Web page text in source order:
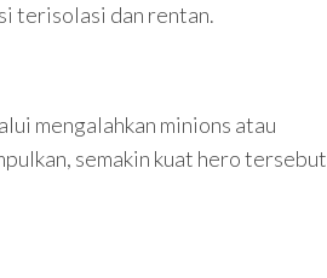
terisolasi dan rentan.
mengalahkan minions atau
semakin kuat hero tersebut